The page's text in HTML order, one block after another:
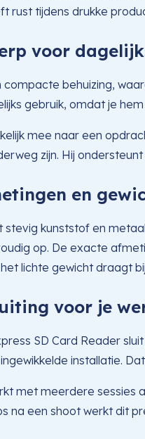
rust tijdens drukke
voor
behuizing,
gebruik, omdat je
mee naar een
zijn. Hij
en
stevig kunststof en
op. De exacte
lichte gewicht draagt
voor je
SD Card Reader
installatie.
met meerdere sessies
na een shoot werkt dit